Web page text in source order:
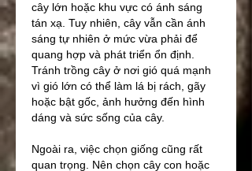
cây lớn hoặc khu vực có ánh sáng
tán xạ. Tuy nhiên, cây vẫn cần ánh
sáng tự nhiên ở mức vừa phải để
quang hợp và phát triển ổn định.
Tránh trồng cây ở nơi gió quá mạnh
vì gió lớn có thể làm lá bị rách, gãy
hoặc bật gốc, ảnh hưởng đến hình
dáng và sức sống của cây.
Ngoài ra, việc chọn giống cũng rất
quan trọng. Nên chọn cây con hoặc